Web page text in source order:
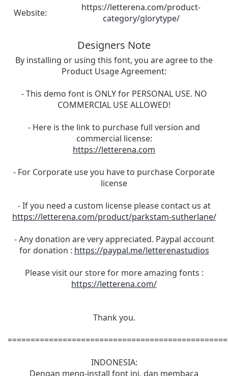
Website:
https://letterena.com/product-
category/glorytype/
Designers Note
By installing or using this font, you are agree to the
Product Usage Agreement:
- This demo font is ONLY for PERSONAL USE. NO
COMMERCIAL USE ALLOWED!
- Here is the link to purchase full version and
commercial license:
https://letterena.com
- For Corporate use you have to purchase Corporate
license
- If you need a custom license please contact us at
https://letterena.com/product/parkstam-sutherlane/
- Any donation are very appreciated. Paypal account
for donation : https://paypal.me/letterenastudios
Please visit our store for more amazing fonts :
https://letterena.com/
Thank you.
INDONESIA:
Dengan meng-install font ini, dan membaca